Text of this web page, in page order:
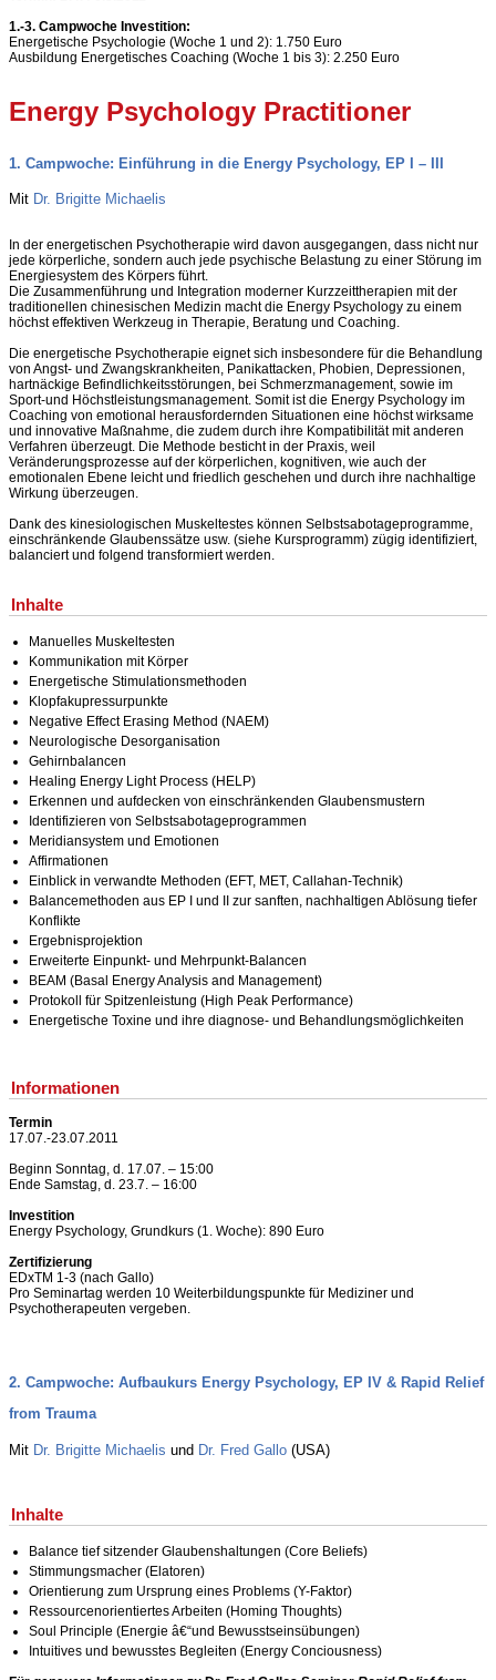
1.-3. Campwoche Investition:
Energetische Psychologie (Woche 1 und 2): 1.750 Euro
Ausbildung Energetisches Coaching (Woche 1 bis 3): 2.250 Euro
Energy Psychology Practitioner
1. Campwoche: Einführung in die Energy Psychology, EP I – III
Mit Dr. Brigitte Michaelis
In der energetischen Psychotherapie wird davon ausgegangen, dass nicht nur
jede körperliche, sondern auch jede psychische Belastung zu einer Störung im
Energiesystem des Körpers führt.
Die Zusammenführung und Integration moderner Kurzzeittherapien mit der
traditionellen chinesischen Medizin macht die Energy Psychology zu einem
höchst effektiven Werkzeug in Therapie, Beratung und Coaching.
Die energetische Psychotherapie eignet sich insbesondere für die Behandlung
von Angst- und Zwangskrankheiten, Panikattacken, Phobien, Depressionen,
hartnäckige Befindlichkeitsstörungen, bei Schmerzmanagement, sowie im
Sport-und Höchstleistungsmanagement. Somit ist die Energy Psychology im
Coaching von emotional herausfordernden Situationen eine höchst wirksame
und innovative Maßnahme, die zudem durch ihre Kompatibilität mit anderen
Verfahren überzeugt. Die Methode besticht in der Praxis, weil
Veränderungsprozesse auf der körperlichen, kognitiven, wie auch der
emotionalen Ebene leicht und friedlich geschehen und durch ihre nachhaltige
Wirkung überzeugen.
Dank des kinesiologischen Muskeltestes können Selbstsabotageprogramme,
einschränkende Glaubenssätze usw. (siehe Kursprogramm) zügig identifiziert,
balanciert und folgend transformiert werden.
Inhalte
Manuelles Muskeltesten
Kommunikation mit Körper
Energetische Stimulationsmethoden
Klopfakupressurpunkte
Negative Effect Erasing Method (NAEM)
Neurologische Desorganisation
Gehirnbalancen
Healing Energy Light Process (HELP)
Erkennen und aufdecken von einschränkenden Glaubensmustern
Identifizieren von Selbstsabotageprogrammen
Meridiansystem und Emotionen
Affirmationen
Einblick in verwandte Methoden (EFT, MET, Callahan-Technik)
Balancemethoden aus EP I und II zur sanften, nachhaltigen Ablösung tiefer
Konflikte
Ergebnisprojektion
Erweiterte Einpunkt- und Mehrpunkt-Balancen
BEAM (Basal Energy Analysis and Management)
Protokoll für Spitzenleistung (High Peak Performance)
Energetische Toxine und ihre diagnose- und Behandlungsmöglichkeiten
Informationen
Termin
17.07.-23.07.2011
Beginn Sonntag, d. 17.07. – 15:00
Ende Samstag, d. 23.7. – 16:00
Investition
Energy Psychology, Grundkurs (1. Woche): 890 Euro
Zertifizierung
EDxTM 1-3 (nach Gallo)
Pro Seminartag werden 10 Weiterbildungspunkte für Mediziner und
Psychotherapeuten vergeben.
2. Campwoche: Aufbaukurs Energy Psychology, EP IV & Rapid Relief
from Trauma
Mit Dr. Brigitte Michaelis und Dr. Fred Gallo (USA)
Inhalte
Balance tief sitzender Glaubenshaltungen (Core Beliefs)
Stimmungsmacher (Elatoren)
Orientierung zum Ursprung eines Problems (Y-Faktor)
Ressourcenorientiertes Arbeiten (Homing Thoughts)
Soul Principle (Energie â€“und Bewusstseinsübungen)
Intuitives und bewusstes Begleiten (Energy Conciousness)